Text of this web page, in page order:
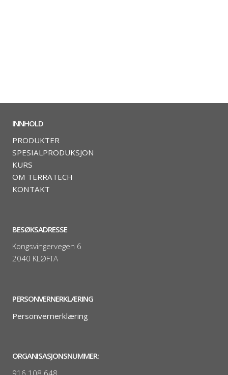
INNHOLD
PRODUKTER
SPESIALPRODUKSJON
KURS
OM TERRATECH
KONTAKT
BESØKSADRESSE
Kongsvingervegen 6
2040 KLØFTA
PERSONVERNERKLÆRING
Personvernerklæring
ORGANISASJONSNUMMER:
916 108 648